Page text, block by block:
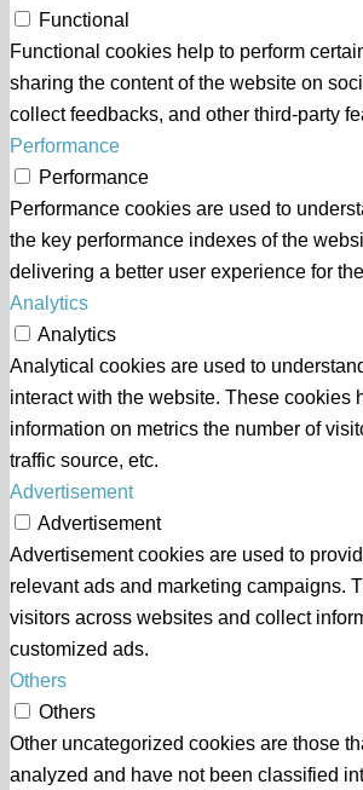
Functional
Functional cookies help to perform
sharing the content of the website on
collect feedbacks, and other third-party
Performance
Performance
Performance cookies are used to
the key performance indexes of the
delivering a better user experience for
Analytics
Analytics
Analytical cookies are used to
interact with the website. These cookies
information on metrics the number of
traffic source, etc.
Advertisement
Advertisement
Advertisement cookies are used to
relevant ads and marketing campaigns.
visitors across websites and collect
customized ads.
Others
Others
Other uncategorized cookies are those
analyzed and have not been classified